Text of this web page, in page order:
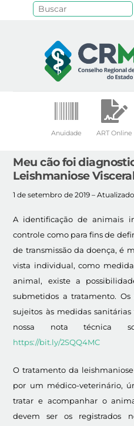
Anuidade ART Online
Meu cão foi
Leishmaniose
1 de setembro de 2019 –
A identificação de animais
controle como para fins de
de transmissão da doença, é
vista individual, como
animal, existe a
submetidos a tratamento.
sujeitos às medidas
nossa nota técnica
https://bit.ly/2SQQ4MC
O tratamento da
por um médico-veterinário,
tratar e acompanhar o
devem ser os registrados